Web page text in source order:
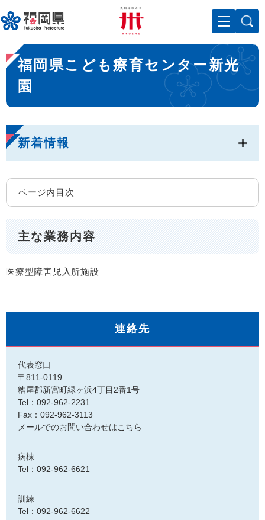
ー
ジ
先
頭
。
メニューを飛ばして本文へ
本
文
福岡県こども療育センター新光
園
新着情報
ページ内目次
主な業務内容
医療型障害児入所施設
連絡先
代表窓口
〒811-0119
糟屋郡新宮町緑ヶ浜4丁目2番1号
Tel：092-962-2231
Fax：092-962-3113
メールでのお問い合わせはこちら
病棟
Tel：092-962-6621
訓練
Tel：092-962-6622